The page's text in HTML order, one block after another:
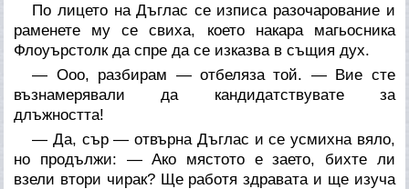
По лицето на Дъглас се изписа разочарование и
раменете му се свиха, което накара магьосника
Флоуърстолк да спре да се изказва в същия дух.
— Ооо, разбирам — отбеляза той. — Вие сте
възнамерявали да кандидатствувате за
длъжността!
— Да, сър — отвърна Дъглас и се усмихна вяло,
но продължи: — Ако мястото е заето, бихте ли
взели втори чирак? Ще работя здравата и ще изуча